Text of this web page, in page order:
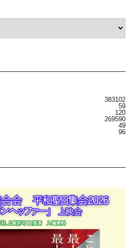
383102
59
120
269590
49
96